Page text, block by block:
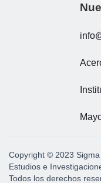
Copyright © 2023
Estudios e
Todos los derechos